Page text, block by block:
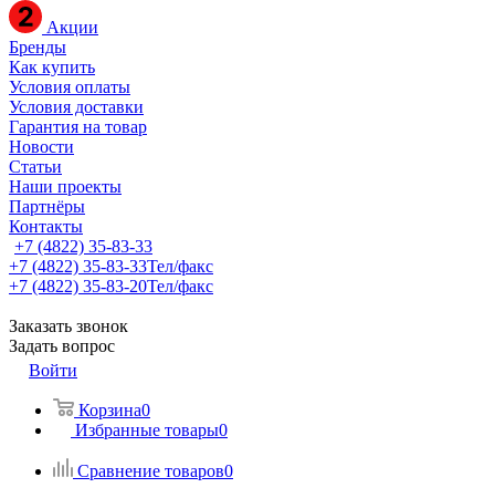
Акции
Бренды
Как купить
Условия оплаты
Условия доставки
Гарантия на товар
Новости
Статьи
Наши проекты
Партнёры
Контакты
+7 (4822) 35-83-33
+7 (4822) 35-83-33Тел/факс
+7 (4822) 35-83-20Тел/факс
Заказать звонок
Задать вопрос
Войти
Корзина0
Избранные товары0
Сравнение товаров0